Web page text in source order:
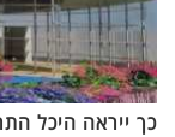
כך ייראה היכל